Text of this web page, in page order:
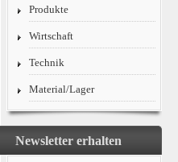
Produkte
Wirtschaft
Technik
Material/Lager
Newsletter erhalten